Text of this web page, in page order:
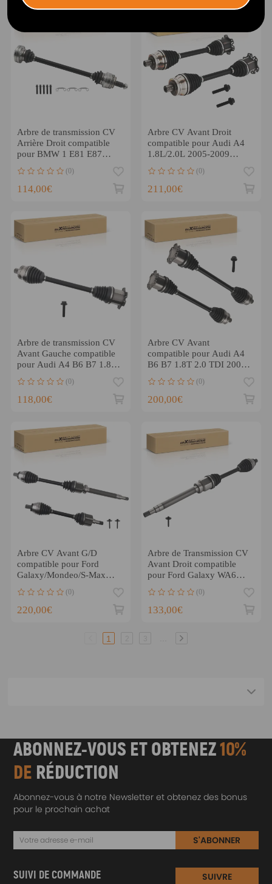
Arbre de transmission CV
Arrière Droit compatible
pour BMW 1 E81 E87
(0)
114,00€
Arbre CV Avant Droit
compatible pour Audi A4
1.8L/2.0L 2005-2009
(0)
211,00€
Arbre de transmission CV
Avant Gauche compatible
pour Audi A4 B6 B7 1.8T-
(0)
118,00€
Arbre CV Avant
compatible pour Audi A4
B6 B7 1.8T 2.0 TDI 2000-
Complet
(0)
200,00€
Arbre CV Avant G/D
compatible pour Ford
Galaxy/Mondeo/S-Max
(0)
220,00€
Arbre de Transmission CV
Avant Droit compatible
pour Ford Galaxy WA6
(0)
133,00€
1
ABONNEZ-VOUS ET OBTENEZ10%
DE RÉDUCTION
Abonnez-vous à notre Newsletter et obtenez des bonus
pour le prochain achat
S'ABONNER
SUIVI DE COMMANDE SUIVRE